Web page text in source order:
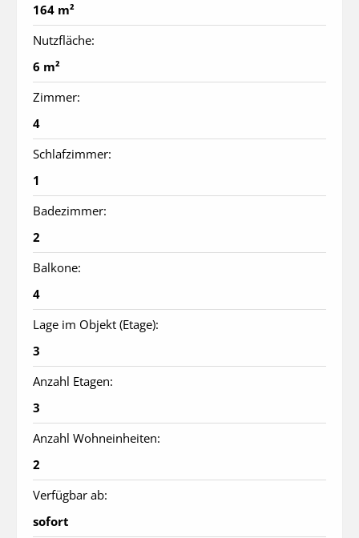
164 m²
Nutzfläche:
6 m²
Zimmer:
4
Schlafzimmer:
1
Badezimmer:
2
Balkone:
4
Lage im Objekt (Etage):
3
Anzahl Etagen:
3
Anzahl Wohneinheiten:
2
Verfügbar ab:
sofort